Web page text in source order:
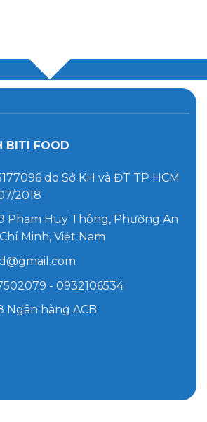
BITI FOOD
do Sở KH và ĐT TP HCM
2018
Phạm Huy Thông, Phường An
Minh, Việt Nam
- 0932106534
Ngân hàng ACB